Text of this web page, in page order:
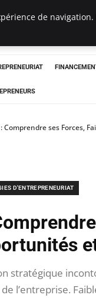
: Comprendre ses Forces,
D'ENTREPRENEURIAT
stratégique
l’entreprise.
de